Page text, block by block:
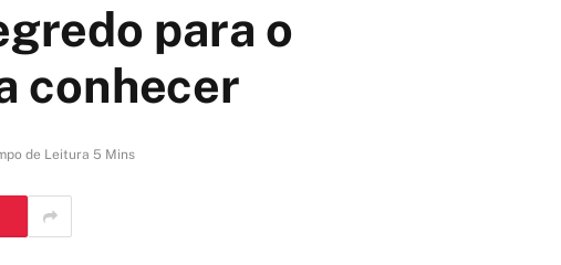
para o
conhecer
de Leitura 5 Mins